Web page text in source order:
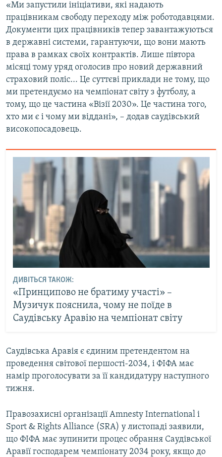
«Ми запустили ініціативи, які надають
працівникам свободу переходу між роботодавцями.
Документи цих працівників тепер завантажуються
в державні системи, гарантуючи, що вони мають
права в рамках своїх контрактів. Лише півтора
місяці тому уряд оголосив про новий державний
страховий поліс... Це суттєві приклади не тому, що
ми претендуємо на чемпіонат світу з футболу, а
тому, що це частина «Візії 2030». Це частина того,
хто ми є і чому ми віддані», – додав саудівський
високопосадовець.
ДИВІТЬСЯ ТАКОЖ:
«Принципово не братиму участі» –
Музичук пояснила, чому не поїде в
Саудівську Аравію на чемпіонат світу
Саудівська Аравія є єдиним претендентом на
проведення світової першості-2034, і ФІФА має
намір проголосувати за її кандидатуру наступного
тижня.
Правозахисні організації Amnesty International і
Sport & Rights Alliance (SRA) у листопаді заявили,
що ФІФА має зупинити процес обрання Саудівської
Аравії господарем чемпіонату 2034 року, якщо до